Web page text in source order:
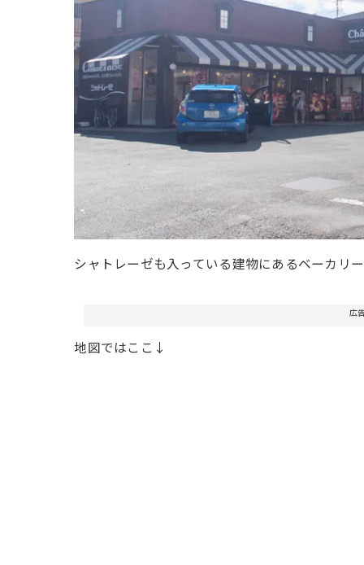
シャトレーゼも入っている建物にあるベーカリ
広
地図ではここ↓